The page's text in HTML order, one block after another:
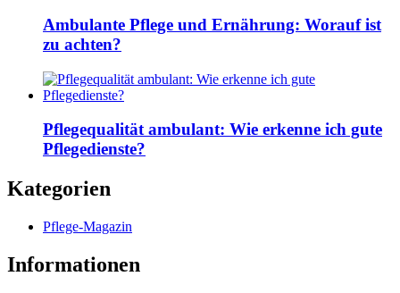
Ambulante Pflege und Ernährung: Worauf ist
zu achten?
Pflegequalität ambulant: Wie erkenne ich gute
Pflegedienste?
Kategorien
Pflege-Magazin
Informationen